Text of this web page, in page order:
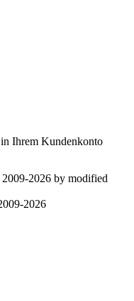
Ihrem Kundenkonto
2026 by modified
2026